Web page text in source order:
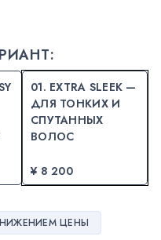
01. EXTRA SLEEK —
ДЛЯ ТОНКИХ И
СПУТАННЫХ
ВОЛОС
¥ 8 200
ЦЕНЫ